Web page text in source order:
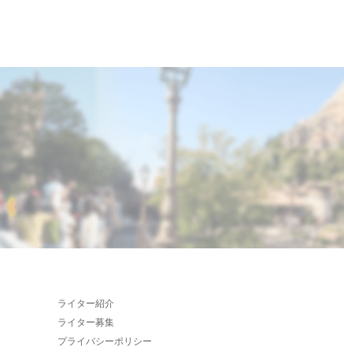
ライター紹介
ライター募集
プライバシーポリシー